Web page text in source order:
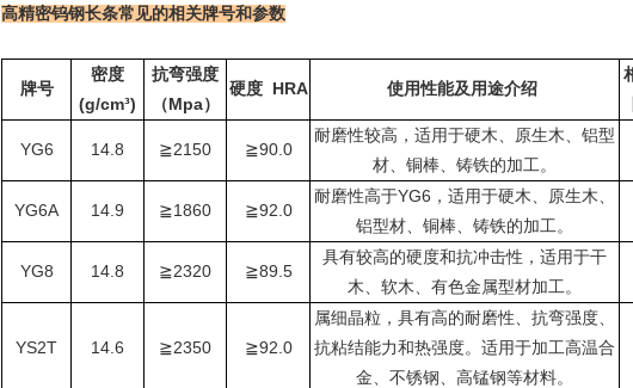
高精密钨钢长条常见的相关牌号和参数
牌号
密度
(g/cm³)
抗弯强度
（Mpa）
硬度HRA 使用性能及用途介绍
YG6 14.8 ≧2150 ≧90.0
耐磨性较高，适用于硬木、原生木、铝型
材、铜棒、铸铁的加工。
YG6A 14.9 ≧1860 ≧92.0
耐磨性高于YG6 ，适用于硬木、原生木、
铝型材、铜棒、铸铁的加工。
YG8 14.8 ≧2320 ≧89.5
具有较高的硬度和抗冲击性，适用于干
木、软木、有色金属型材加工。
YS2T 14.6 ≧2350 ≧92.0
属细晶粒，具有高的耐磨性、抗弯强度、
抗粘结能力和热强度。适用于加工高温合
金、不锈钢、高锰钢等材料。